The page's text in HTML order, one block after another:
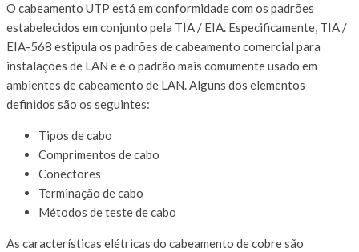
O cabeamento UTP está em conformidade com os padrões
estabelecidos em conjunto pela TIA / EIA. Especificamente, TIA /
EIA-568 estipula os padrões de cabeamento comercial para
instalações de LAN e é o padrão mais comumente usado em
ambientes de cabeamento de LAN. Alguns dos elementos
definidos são os seguintes:
Tipos de cabo
Comprimentos de cabo
Conectores
Terminação de cabo
Métodos de teste de cabo
As características elétricas do cabeamento de cobre são